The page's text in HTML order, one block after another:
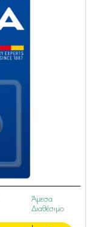
Άμεσα
Διαθέσιμο